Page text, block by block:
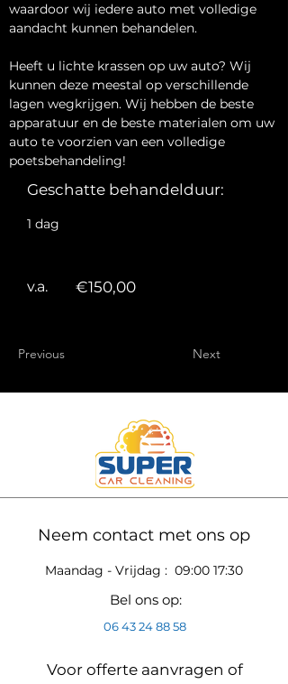
waardoor wij iedere auto met volledige
aandacht kunnen behandelen.
Heeft u lichte krassen op uw auto? Wij
kunnen deze meestal op verschillende
lagen wegkrijgen. Wij hebben de beste
apparatuur en de beste materialen om uw
auto te voorzien van een volledige
poetsbehandeling!
Geschatte behandelduur:
1 dag
v.a. €150,00
Previous Next
Neem contact met ons op
Maandag - Vrijdag : 09:00 17:30
Bel ons op:
06 43 24 88 58
Voor offerte aanvragen of